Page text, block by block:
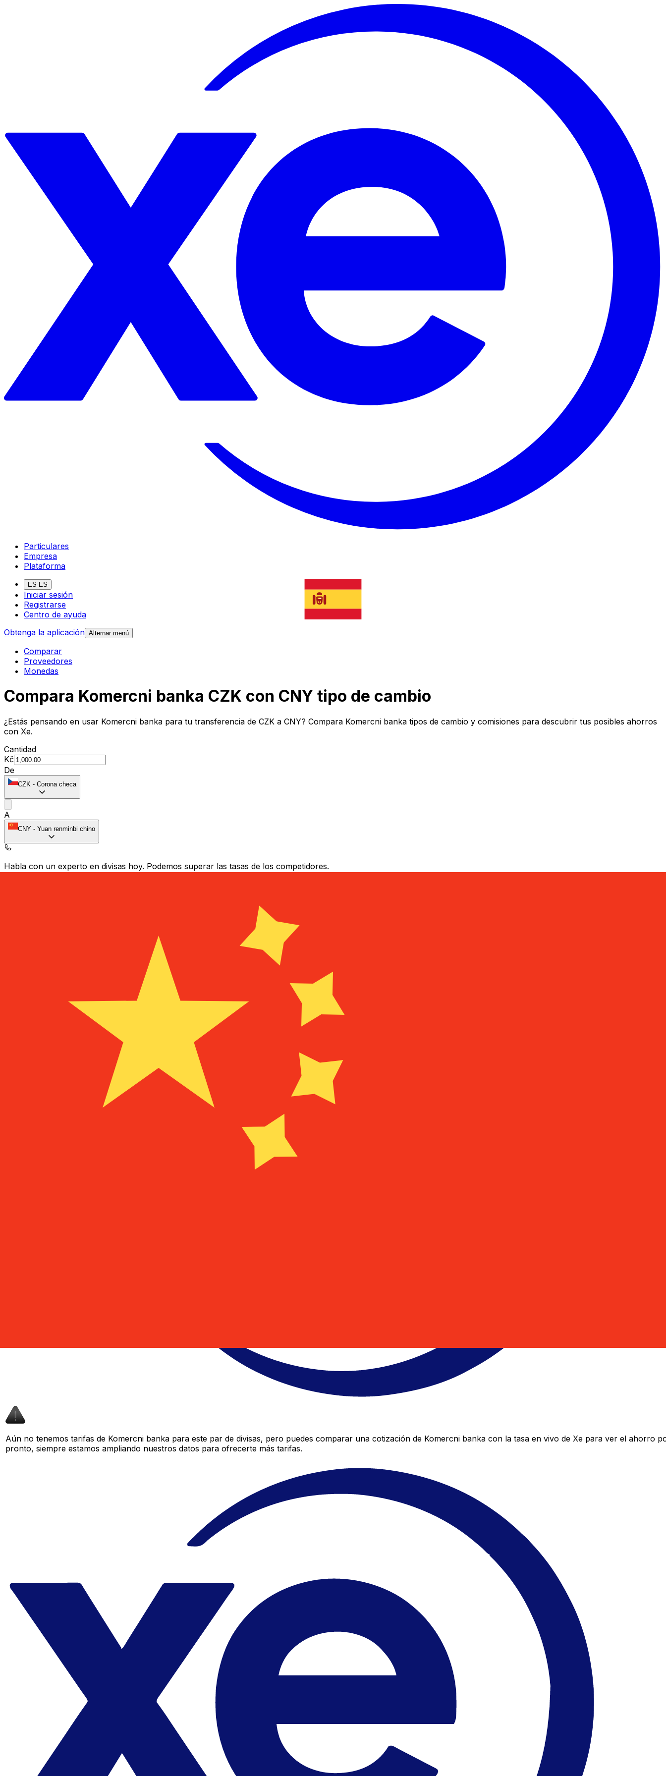
Particulares
Empresa
Plataforma
ES-ES
Iniciar sesión
Registrarse
Centro de ayuda
Obtenga la aplicación Alternar menú
Comparar
Proveedores
Monedas
Compara Komercni banka CZK con CNY tipo de cambio
¿Estás pensando en usar Komercni banka para tu transferencia de CZK a CNY? Compara Komercni banka tipos de cambio y comisiones para descubrir tus posibles ahorros
con Xe.
Cantidad
Kč
De
CZK - Corona checa
A
CNY - Yuan renminbi chino
Habla con un experto en divisas hoy. Podemos superar las tasas de los competidores.
Aún no tenemos tarifas de Komercni banka para este par de divisas, pero puedes comparar una cotización de Komercni banka con la tasa en vivo de Xe para ver el ahorro
pronto, siempre estamos ampliando nuestros datos para ofrecerte más tarifas.